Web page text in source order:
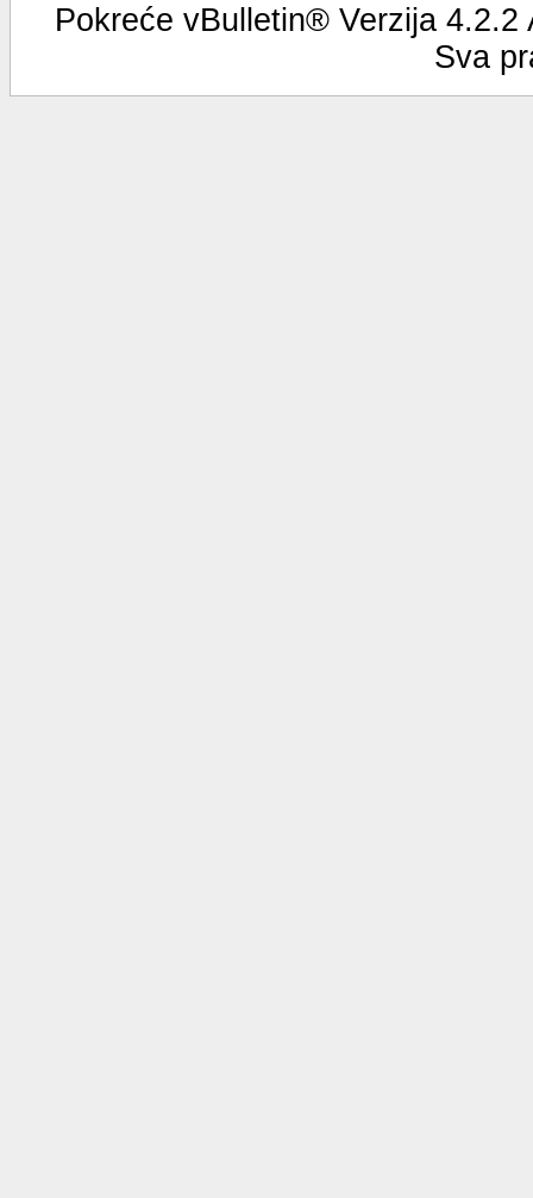
Pokreće vBulletin® Verzija
Sva